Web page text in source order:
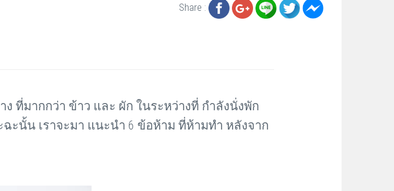
Share :
ที่มากกว่า ข้าว และ ผัก ในระหว่างที่ กำลังนั่งพัก
ะนั้น เราจะมา แนะนำ 6 ข้อห้าม ที่ห้ามทำ หลังจาก